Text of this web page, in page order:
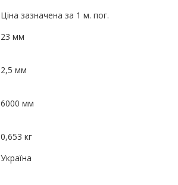
Ціна зазначена за 1 м. пог.
23 мм
2,5 мм
6000 мм
0,653 кг
Україна